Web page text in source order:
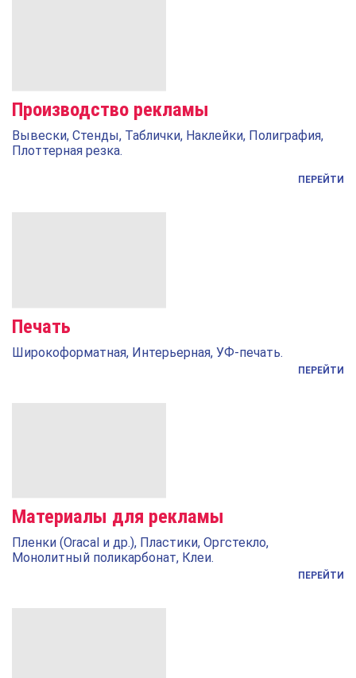
Производство рекламы
Вывески, Стенды, Таблички, Наклейки, Полиграфия,
Плоттерная резка.
ПЕРЕЙТИ
Печать
Широкоформатная, Интерьерная, УФ-печать.
ПЕРЕЙТИ
Материалы для рекламы
Пленки (Oracal и др.), Пластики, Оргстекло,
Монолитный поликарбонат, Клеи.
ПЕРЕЙТИ